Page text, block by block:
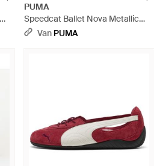
PUMA
Speedcat Ballet Nova Metallic
Sneakers Voor Zwart/Zilver, Maat
Van PUMA